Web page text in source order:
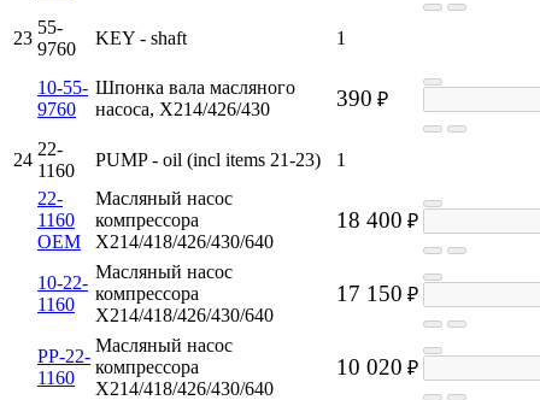
23
55-
9760
KEY - shaft 1
10-55-
9760
Шпонка вала масляного
насоса, X214/426/430
390 ₽
24
22-
1160
PUMP - oil (incl items 21-23)
1
22-
1160
OEM
Масляный насос
компрессора
X214/418/426/430/640
18 400 ₽
10-22-
1160
Масляный насос
компрессора
X214/418/426/430/640
17 150 ₽
PP-22-
1160
Масляный насос
компрессора
X214/418/426/430/640
10 020 ₽